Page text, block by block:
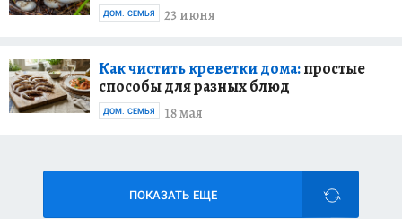
23 июня
ДОМ. СЕМЬЯ
Как чистить креветки дома:простые
способы для разных блюд
18 мая
ДОМ. СЕМЬЯ
ПОКАЗАТЬ ЕЩЕ